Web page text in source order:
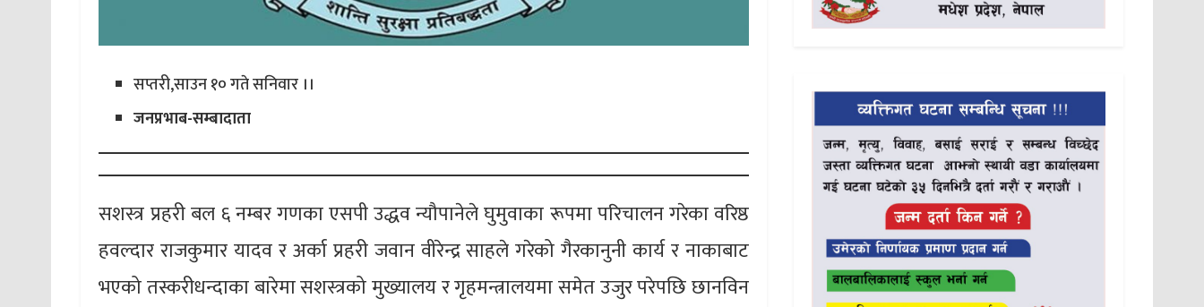
सप्तरी,साउन १० गते सनिवार ।।
जनप्रभाब-सम्बादाता
सशस्त्र प्रहरी बल ६ नम्बर गणका एसपी उद्धव न्यौपानेले घुमुवाका रूपमा परिचालन गरेका वरिष्ठ
हवल्दार राजकुमार यादव र अर्का प्रहरी जवान वीरेन्द्र साहले गरेको गैरकानुनी कार्य र नाकाबाट
भएको तस्करीधन्दाका बारेमा सशस्त्रको मुख्यालय र गृहमन्त्रालयमा समेत उजुर परेपछि छानविन